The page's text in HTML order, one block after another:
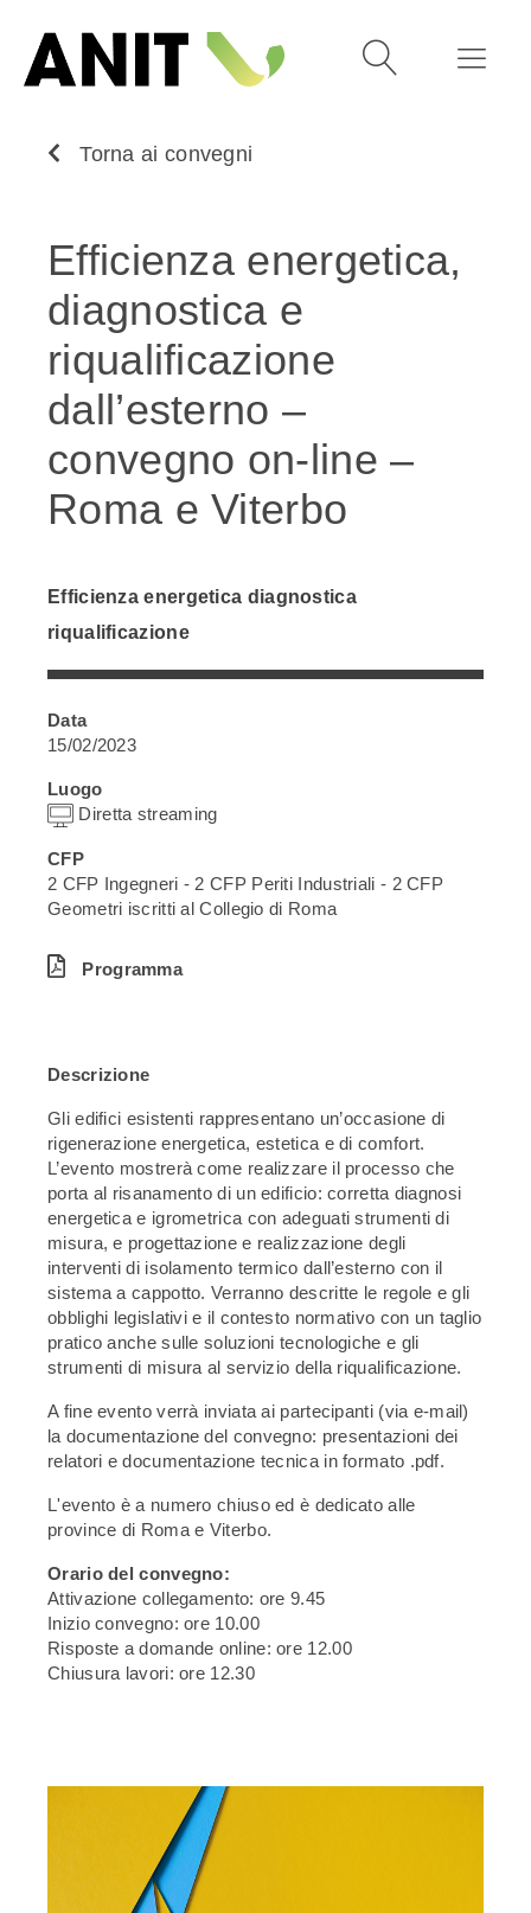
Torna ai convegni
Efficienza energetica,
diagnostica e
riqualificazione
dall’esterno –
convegno on-line –
Roma e Viterbo
Efficienza energetica diagnostica
riqualificazione
Data
15/02/2023
Luogo
Diretta streaming
CFP
2 CFP Ingegneri - 2 CFP Periti Industriali - 2 CFP
Geometri iscritti al Collegio di Roma
Programma
Descrizione
Gli edifici esistenti rappresentano un’occasione di
rigenerazione energetica, estetica e di comfort.
L’evento mostrerà come realizzare il processo che
porta al risanamento di un edificio: corretta diagnosi
energetica e igrometrica con adeguati strumenti di
misura, e progettazione e realizzazione degli
interventi di isolamento termico dall’esterno con il
sistema a cappotto. Verranno descritte le regole e gli
obblighi legislativi e il contesto normativo con un taglio
pratico anche sulle soluzioni tecnologiche e gli
strumenti di misura al servizio della riqualificazione.
A fine evento verrà inviata ai partecipanti (via e-mail)
la documentazione del convegno: presentazioni dei
relatori e documentazione tecnica in formato .pdf.
L'evento è a numero chiuso ed è dedicato alle
province di Roma e Viterbo.
Orario del convegno:
Attivazione collegamento: ore 9.45
Inizio convegno: ore 10.00
Risposte a domande online: ore 12.00
Chiusura lavori: ore 12.30